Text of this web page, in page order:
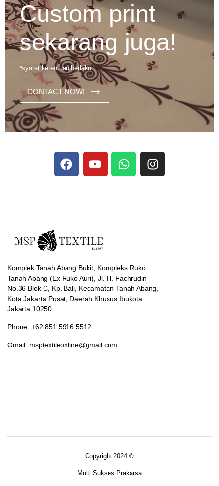
Custom print
sekarang juga!
*syarat ketentuan berlaku
CONTACT NOW!
francophones.
Komplek Tanah Abang Bukit, Kompleks Ruko
Tanah Abang (Ex Ruko Auri), Jl. H. Fachrudin
No.36 Blok C, Kp. Bali, Kecamatan Tanah Abang,
Kota Jakarta Pusat, Daerah Khusus Ibukota
Jakarta 10250
Phone :+62 851 5916 5512
Gmail :msptextileonline@gmail.com
Copyright 2024 ©
Multi Sukses Prakarsa